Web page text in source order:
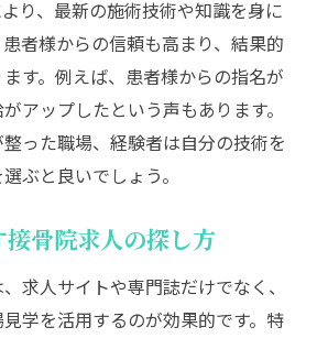
り、最新の施術技術や知識を身に
者様からの信頼も高まり、結果的
す。例えば、患者様からの指名が
アップしたという声もあります。
った職場、経験者は自分の技術を
ぶと良いでしょう。
骨院求人の探し方
求人サイトや専門誌だけでなく、
学を活用するのが効果的です。特